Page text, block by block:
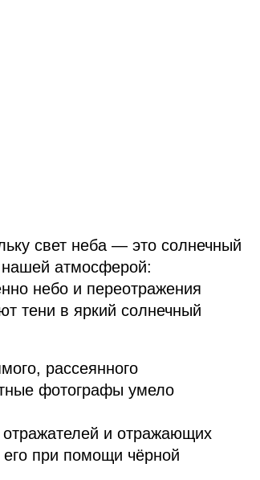
свет неба — это солнечный
нашей атмосферой:
небо и переотражения
тени в яркий солнечный
рассеянного
фотографы умело
и отражающих
его при помощи чёрной